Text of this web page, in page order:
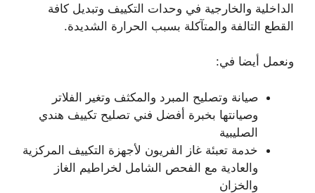
الداخلية والخارجية في وحدات التكييف وتبديل كافة
القطع التالفة والمتآكلة بسبب الحرارة الشديدة.
ونعمل أيضا في:
صيانة وتصليح المبرد والمكثف وتغير الفلاتر
وصيانتها بخبرة أفضل فني تصليح تكييف هندي
الصليبية
خدمة تعبئة غاز الفريون لأجهزة التكييف المركزية
والعادية مع الفحص الشامل لخراطيم الغاز
والخزان